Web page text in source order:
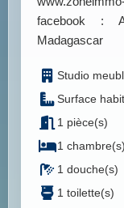
facebook :
Madagascar
Studio
Surface
1 pièce(s)
1 chambre(s)
1 douche(s)
1 toilette(s)